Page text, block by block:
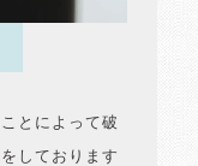
とによって破
しております